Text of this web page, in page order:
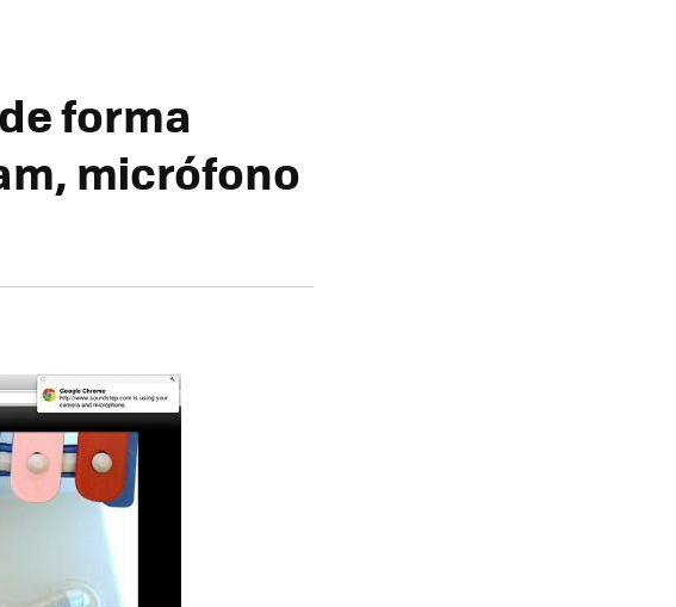
forma
micrófono